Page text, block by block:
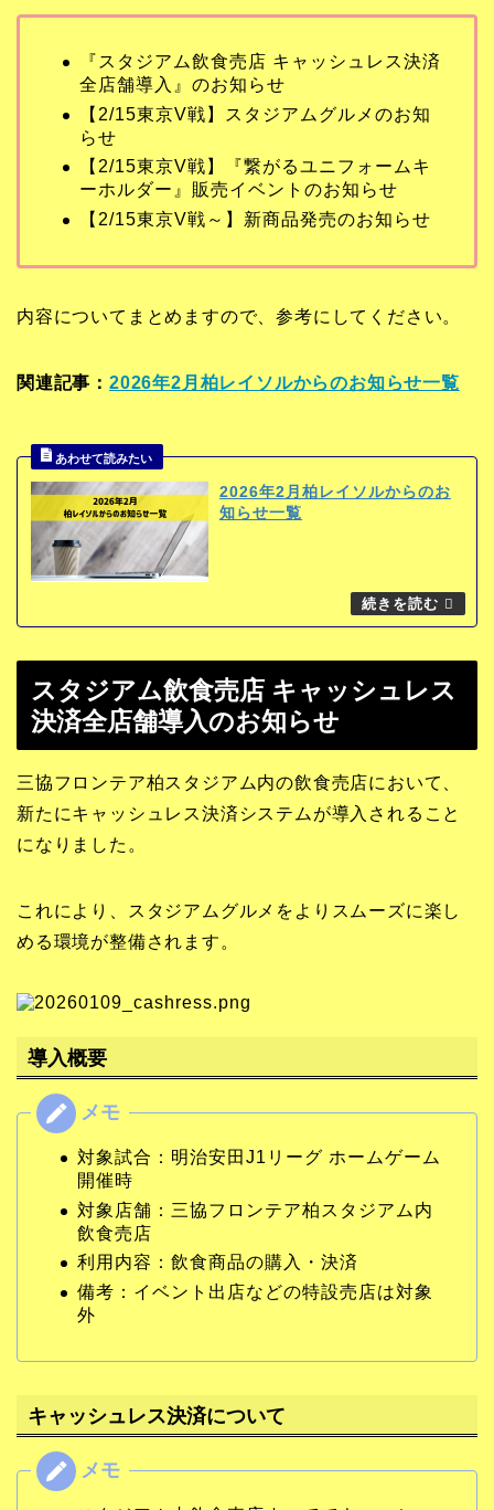
『スタジアム飲食売店 キャッシュレス決済
全店舗導入』のお知らせ
【2/15東京V戦】スタジアムグルメのお知
らせ
【2/15東京V戦】『繋がるユニフォームキ
ーホルダー』販売イベントのお知らせ
【2/15東京V戦～】新商品発売のお知らせ
内容についてまとめますので、参考にしてください。
関連記事： 2026年2月柏レイソルからのお知らせ一覧
2026年2月柏レイソルからのお
知らせ一覧
スタジアム飲食売店 キャッシュレス
決済全店舗導入のお知らせ
三協フロンテア柏スタジアム内の飲食売店において、
新たにキャッシュレス決済システムが導入されること
になりました。
これにより、スタジアムグルメをよりスムーズに楽し
める環境が整備されます。
導入概要
対象試合：明治安田J1リーグ ホームゲーム
開催時
対象店舗：三協フロンテア柏スタジアム内
飲食売店
利用内容：飲食商品の購入・決済
備考：イベント出店などの特設売店は対象
外
キャッシュレス決済について